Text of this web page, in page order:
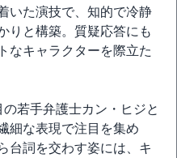
いた演技で、知的で冷静
りと構築。質疑応答にも
なキャラクターを際立た
若手弁護士カン・ヒジと
細な表現で注目を集め
台詞を交わす姿には、キ